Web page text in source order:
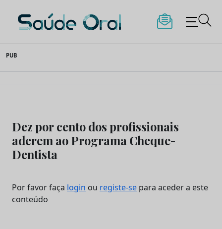
to
content
Saúde Oral
PUB
Dez por cento dos profissionais
aderem ao Programa Cheque-
Dentista
Por favor faça login ou registe-se para aceder a este
conteúdo